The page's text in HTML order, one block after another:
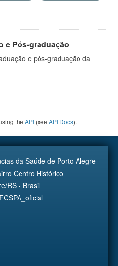
e Pós-graduação
e pós-graduação da
the API (see API Docs).
da Saúde de Porto Alegre
Centro Histórico
RS - Brasil